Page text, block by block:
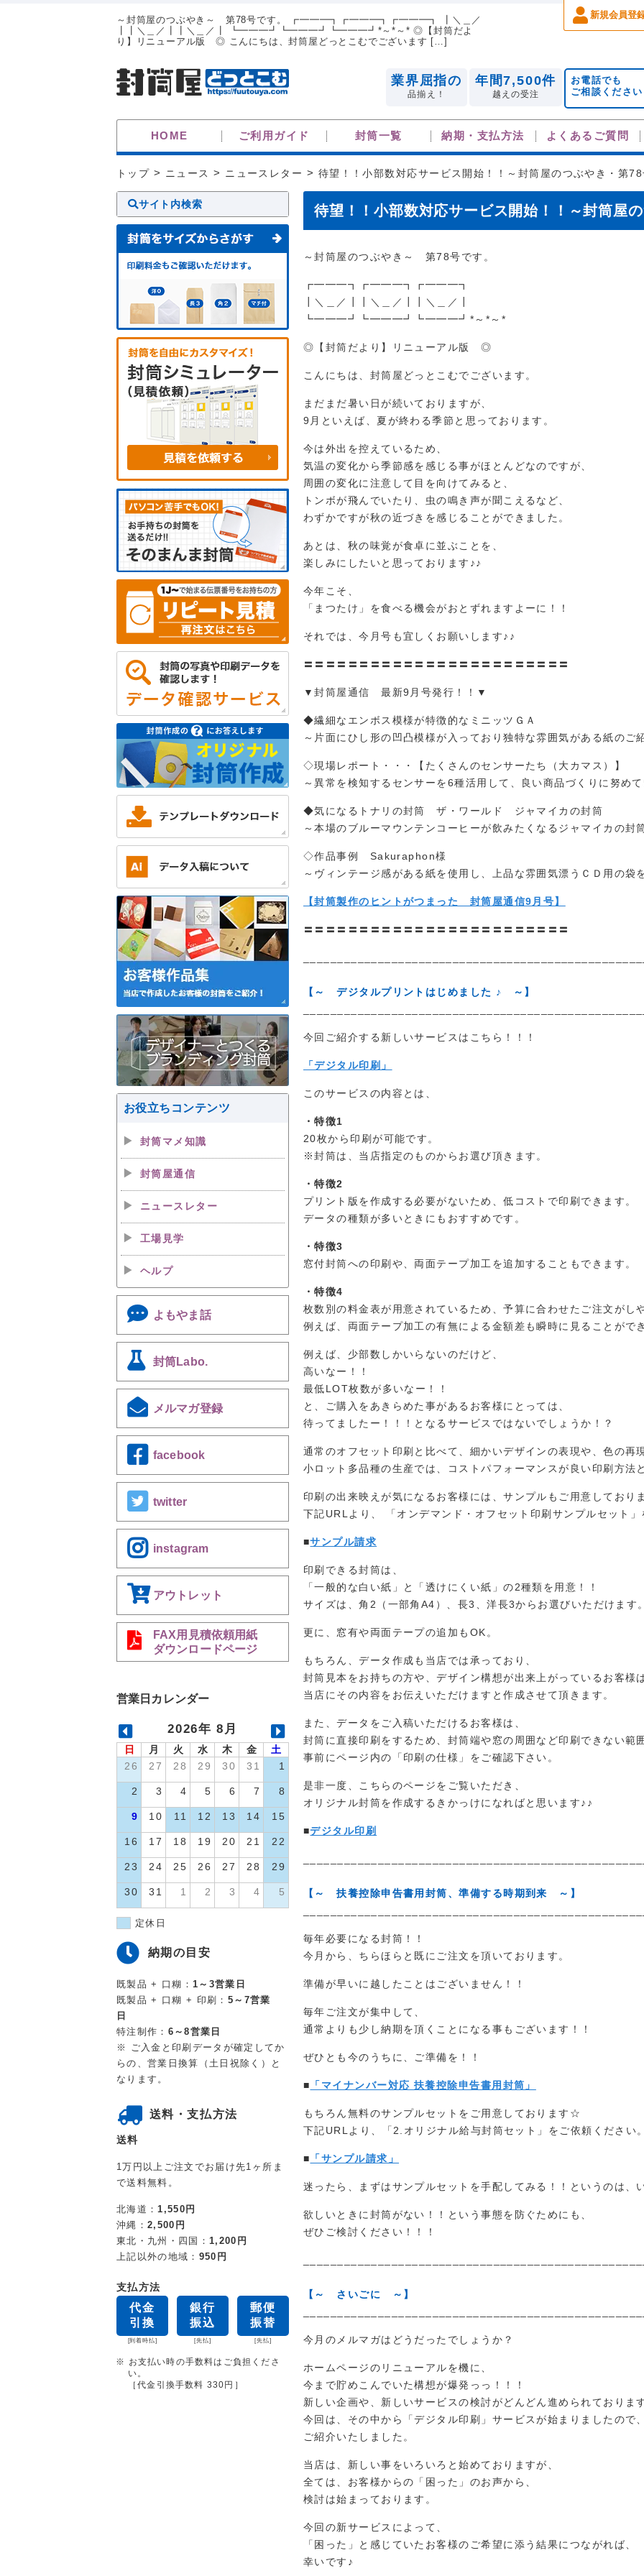
～封筒屋のつぶやき～ 第78号です。 ┏━━━┓┏━━━┓┏━━━┓ ┃＼＿／
┃┃＼＿／┃┃＼＿／┃ ┗━━━┛┗━━━┛┗━━━┛*～*～* ◎【封筒だよ
り】リニューアル版 ◎ こんにちは、封筒屋どっとこむでございます […]
新規会員登
業界屈指の
品揃え！
年間7,500件
越えの受注
お電話でも
ご相談ください
HOME ご利用ガイド 封筒一覧 納期・支払方法 よくあるご質問
トップ > ニュース > ニュースレター > 待望！！小部数対応サービス開始！！～封筒屋のつぶやき・第78
待望！！小部数対応サービス開始！！～封筒屋
～封筒屋のつぶやき～ 第78号です。
┏━━━┓┏━━━┓┏━━━┓
┃＼＿／┃┃＼＿／┃┃＼＿／┃
┗━━━┛┗━━━┛┗━━━┛*～*～*
◎【封筒だより】リニューアル版 ◎
こんにちは、封筒屋どっとこむでございます。
まだまだ暑い日が続いておりますが、
9月といえば、夏が終わる季節と思っております。
今は外出を控えているため、
気温の変化から季節感を感じる事がほとんどなのですが、
周囲の変化に注意して目を向けてみると、
トンボが飛んでいたり、虫の鳴き声が聞こえるなど、
わずかですが秋の近づきを感じることができました。
あとは、秋の味覚が食卓に並ぶことを、
楽しみにしたいと思っております♪♪
今年こそ、
「まつたけ」を食べる機会がおとずれますよーに！！
それでは、今月号も宜しくお願いします♪♪
〓〓〓〓〓〓〓〓〓〓〓〓〓〓〓〓〓〓〓〓〓〓〓〓
▼封筒屋通信 最新9月号発行！！▼
◆繊細なエンボス模様が特徴的なミニッツＧＡ
～片面にひし形の凹凸模様が入っており独特な雰囲気がある紙のご
◇現場レポート・・・【たくさんのセンサーたち（大カマス）】
～異常を検知するセンサーを6種活用して、良い商品づくりに努めて
◆気になるトナリの封筒 ザ・ワールド ジャマイカの封筒
～本場のブルーマウンテンコーヒーが飲みたくなるジャマイカの封
◇作品事例 Sakuraphon様
～ヴィンテージ感がある紙を使用し、上品な雰囲気漂うＣＤ用の袋
【封筒製作のヒントがつまった 封筒屋通信9月号】
〓〓〓〓〓〓〓〓〓〓〓〓〓〓〓〓〓〓〓〓〓〓〓〓
【～ デジタルプリントはじめました ♪ ～】
今回ご紹介する新しいサービスはこちら！！！
「デジタル印刷」
このサービスの内容とは、
・特徴1
20枚から印刷が可能です。
※封筒は、当店指定のものからお選び頂きます。
・特徴2
プリント版を作成する必要がないため、低コストで印刷できます。
データの種類が多いときにもおすすめです。
・特徴3
窓付封筒への印刷や、両面テープ加工を追加することもできます。
・特徴4
枚数別の料金表が用意されているため、予算に合わせたご注文がし
例えば、両面テープ加工の有無による金額差も瞬時に見ることがで
例えば、少部数しかいらないのだけど、
高いなー！！
最低LOT枚数が多いなー！！
と、ご購入をあきらめた事があるお客様にとっては、
待ってましたー！！！となるサービスではないでしょうか！？
通常のオフセット印刷と比べて、細かいデザインの表現や、色の再
小ロット多品種の生産では、コストパフォーマンスが良い印刷方法
印刷の出来映えが気になるお客様には、サンプルもご用意しており
下記URLより、 「オンデマンド・オフセット印刷サンプルセット」
■サンプル請求
印刷できる封筒は、
「一般的な白い紙」と「透けにくい紙」の2種類を用意！！
サイズは、角2（一部角A4）、長3、洋長3からお選びいただけます。
更に、窓有や両面テープの追加もOK。
もちろん、データ作成も当店では承っており、
封筒見本をお持ちの方や、デザイン構想が出来上がっているお客様は
当店にその内容をお伝えいただけますと作成させて頂きます。
また、データをご入稿いただけるお客様は、
封筒に直接印刷をするため、封筒端や窓の周囲など印刷できない範
事前にページ内の「印刷の仕様」をご確認下さい。
是非一度、こちらのページをご覧いただき、
オリジナル封筒を作成するきかっけになればと思います♪♪
■デジタル印刷
【～ 扶養控除申告書用封筒、準備する時期到来 ～】
毎年必要になる封筒！！
今月から、ちらほらと既にご注文を頂いております。
準備が早いに越したことはございません！！
毎年ご注文が集中して、
通常よりも少し納期を頂くことになる事もございます！！
ぜひとも今のうちに、ご準備を！！
■ 「マイナンバー対応 扶養控除申告書用封筒」
もちろん無料のサンプルセットをご用意しております☆
下記URLより、「2.オリジナル給与封筒セット」をご依頼ください。
■ 「サンプル請求」
迷ったら、まずはサンプルセットを手配してみる！！というのは、
欲しいときに封筒がない！！という事態を防ぐためにも、
ぜひご検討ください！！！
【～ さいごに ～】
今月のメルマガはどうだったでしょうか？
ホームページのリニューアルを機に、
今まで貯めこんでいた構想が爆発っっ！！！
新しい企画や、新しいサービスの検討がどんどん進められております
今回は、その中から「デジタル印刷」サービスが始まりましたので、
ご紹介いたしました。
当店は、新しい事をいろいろと始めておりますが、
全ては、お客様からの「困った」のお声から、
検討は始まっております。
今回の新サービスによって、
「困った」と感じていたお客様のご希望に添う結果につながれば、
幸いです♪
サイト内検索
お役立ちコンテンツ
封筒マメ知識
封筒屋通信
ニュースレター
工場見学
ヘルプ
よもやま話
封筒Labo.
メルマガ登録
facebook
twitter
instagram
アウトレット
FAX用見積依頼用紙
ダウンロードページ
営業日カレンダー
2026年 8月
日 月 火 水 木 金
土
26
27 28 29 30 31 1
2 3 4 5 6 7 8
9 10 11 12 13 14 15
16 17 18 19 20 21 22
23 24 25 26 27 28 29
30 31 1 2 3 4 5
定休日
納期の目安
既製品 + 口糊：1～3営業日
既製品 + 口糊 + 印刷： 5～7営業
日
特注制作： 6～8営業日
※ ご入金と印刷データが確定してか
らの、営業日換算（土日祝除く）と
なります。
送料・支払方法
送料
1万円以上ご注文でお届け先1ヶ所ま
で送料無料。
北海道：1,550円
沖縄：2,500円
東北・九州・四国：1,200円
上記以外の地域： 950円
支払方法
代金
引換
[到着時払]
銀行
振込
[先払]
郵便
振替
[先払]
※ お支払い時の手数料はご負担くださ
い。
［代金引換手数料 330円］